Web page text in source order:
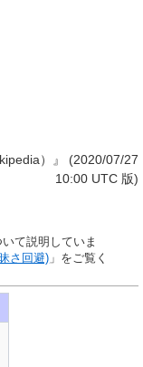
）』 (2020/07/27
10:00 UTC 版)
て説明していま
さ回避) 」をご覧く